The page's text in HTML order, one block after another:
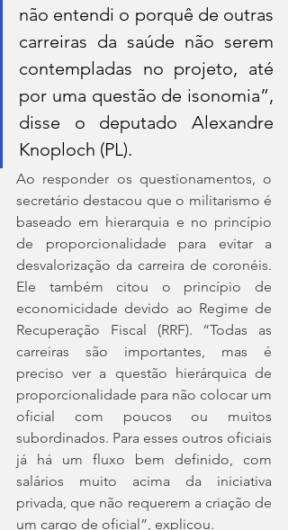
não entendi o porquê de outras
carreiras da saúde não serem
contempladas no projeto, até
por uma questão de isonomia”,
disse o deputado Alexandre
Knoploch (PL).
Ao responder os questionamentos, o
secretário destacou que o militarismo é
baseado em hierarquia e no princípio
de proporcionalidade para evitar a
desvalorização da carreira de coronéis.
Ele também citou o princípio de
economicidade devido ao Regime de
Recuperação Fiscal (RRF). “Todas as
carreiras são importantes, mas é
preciso ver a questão hierárquica de
proporcionalidade para não colocar um
oficial com poucos ou muitos
subordinados. Para esses outros oficiais
já há um fluxo bem definido, com
salários muito acima da iniciativa
privada, que não requerem a criação de
um cargo de oficial”, explicou.